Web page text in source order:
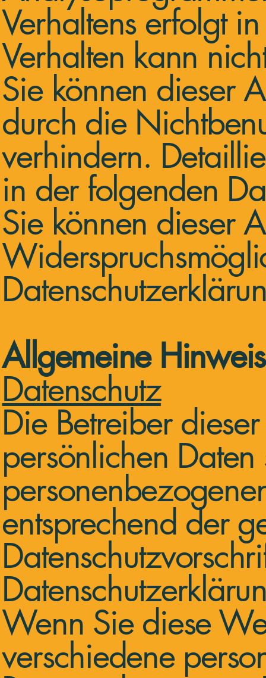
Verhaltens erfolgt
Verhalten kann
Sie können dieser
durch die
verhindern.
in der folgenden
Sie können dieser
Allgemeine
Datenschutz
Die Betreiber
persönlichen
entsprechend der
Wenn Sie diese
verschiedene